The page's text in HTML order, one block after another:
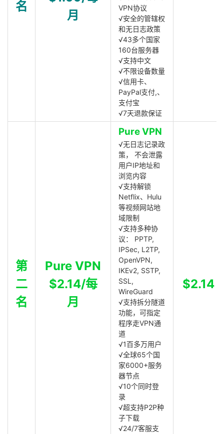
名
月
VPN协议
√安全的管辖权
和无日志政策
√43多个国家
160台服务器
√支持中文
√不限设备数量
√信用卡、
PayPal支付,、
支付宝
√7天退款保证
第
二
名
Pure VPN
$2.14/每
月
Pure VPN
√无日志记录政
策， 不会泄露
用户IP地址和
浏览内容
√支持解锁
Netflix、Hulu
等视频网站地
域限制
√支持多种协
议： PPTP,
IPSec, L2TP,
OpenVPN,
IKEv2, SSTP,
SSL,
WireGuard
√支持拆分隧道
功能，可指定
程序走VPN通
道
√1百多万用户
√全球65个国
家6000+服务
器节点
√10个同时登
录
√超支持P2P种
子下载
√24/7客服支
$2.14